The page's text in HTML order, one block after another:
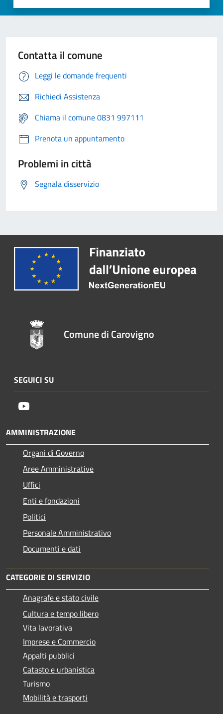
Contatta il comune
Leggi le domande frequenti
Richiedi Assistenza
Chiama il comune 0831 997111
Prenota un appuntamento
Problemi in città
Segnala disservizio
Comune di Carovigno
SEGUICI SU
AMMINISTRAZIONE
Organi di Governo
Aree Amministrative
Uffici
Enti e fondazioni
Politici
Personale Amministrativo
Documenti e dati
CATEGORIE DI SERVIZIO
Anagrafe e stato civile
Cultura e tempo libero
Vita lavorativa
Imprese e Commercio
Appalti pubblici
Catasto e urbanistica
Turismo
Mobilità e trasporti